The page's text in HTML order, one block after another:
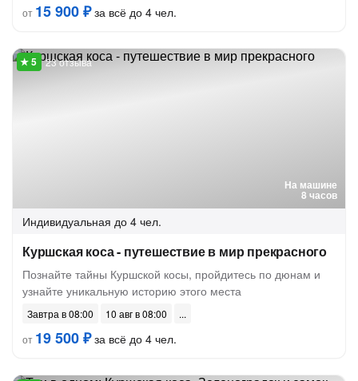
от 15 900 ₽за всё до 4 чел.
На машине
8 часов
23 отзыва
Индивидуальная до 4 чел.
Куршская коса - путешествие в мир прекрасного
Познайте тайны Куршской косы, пройдитесь по дюнам и
узнайте уникальную историю этого места
Завтра в 08:00
10 авг в 08:00
от 19 500 ₽за всё до 4 чел.